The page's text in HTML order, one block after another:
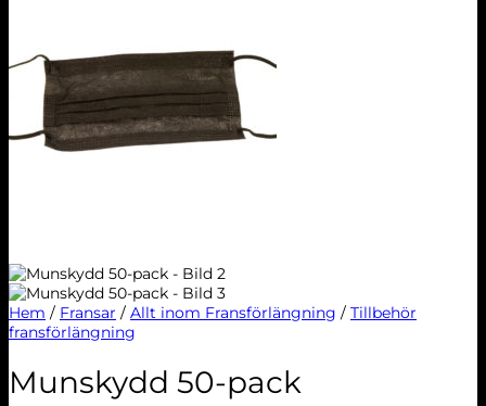
Hem / Fransar / Allt inom Fransförlängning / Tillbehör
fransförlängning
Munskydd 50-pack